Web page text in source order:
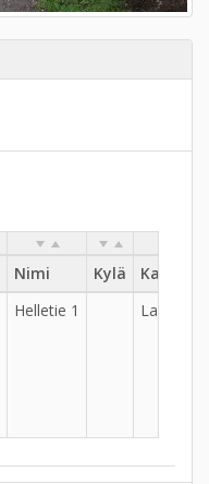
Nimi Kylä
Helletie 1 Lappi